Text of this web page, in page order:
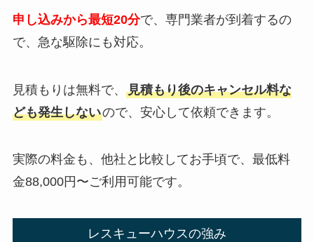
申し込みから最短20分で、専門業者が到着するの
で、急な駆除にも対応。
見積もりは無料で、 見積もり後のキャンセル料な
ども発生しないので、安心して依頼できます。
実際の料金も、他社と比較してお手頃で、最低料
金88,000円〜ご利用可能です。
レスキューハウスの強み